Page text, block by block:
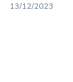
13/12/2023